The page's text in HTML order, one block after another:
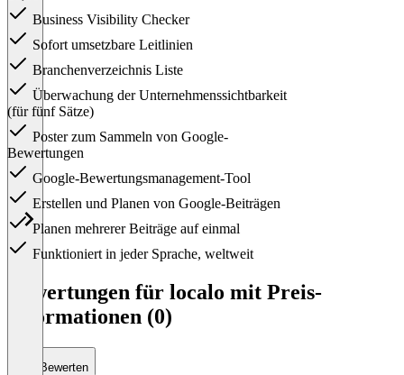
Business Visibility Checker
Sofort umsetzbare Leitlinien
Branchenverzeichnis Liste
Überwachung der Unternehmenssichtbarkeit
(für fünf Sätze)
Poster zum Sammeln von Google-
Bewertungen
Google-Bewertungsmanagement-Tool
Erstellen und Planen von Google-Beiträgen
Planen mehrerer Beiträge auf einmal
Funktioniert in jeder Sprache, weltweit
Bewertungen für localo mit Preis-
Informationen (0)
Bewerten